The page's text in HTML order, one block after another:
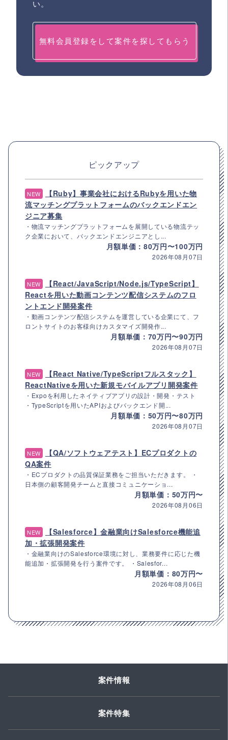
い。
無料会員登録をして案件を探してもらう
ピックアップ
NEW
【Ruby】事業会社におけるRubyを用いた物
流マッチングプラットフォームのバックエンドエン
ジニア募集
・物流マッチングプラットフォームを展開している物流テッ
ク企業において、バックエンドエンジニアとし...
月額単価：80万円〜100万円
2026年08月07日
NEW
【React/JavaScript/Node.js/TypeScript】
Reactを用いた動画コンテンツ配信システムのフロ
ントエンド開発案件
・動画コンテンツ配信システムを運営している企業にて、フ
ロントサイトのお客様向けカスタマイズ開発作...
月額単価：70万円〜90万円
2026年08月07日
NEW
【React Native/TypeScriptフルスタック】
ReactNativeを用いた新規モバイルアプリ開発案件
・Expoを利用したネイティブアプリの設計・開発・テスト
・TypeScriptを用いたAPIおよびバックエンド開...
月額単価：50万円〜80万円
2026年08月07日
NEW
【QA/ソフトウェアテスト】ECプロダクトの
QA案件
・ECプロダクトの品質保証業務をご担当いただきます。 ・
日本側の顧客開発チームと直接コミュニケーショ...
月額単価：50万円〜
2026年08月06日
NEW
【Salesforce】金融業向けSalesforce機能追
加・拡張開発案件
・金融業向けのSalesforce環境に対し、業務要件に応じた機
能追加・拡張開発を行う案件です。 ・Salesfor...
月額単価：80万円〜
2026年08月06日
案件情報
案件特集